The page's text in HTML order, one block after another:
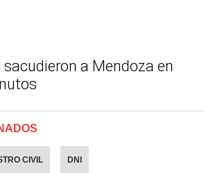
a Mendoza en
CIVIL DNI